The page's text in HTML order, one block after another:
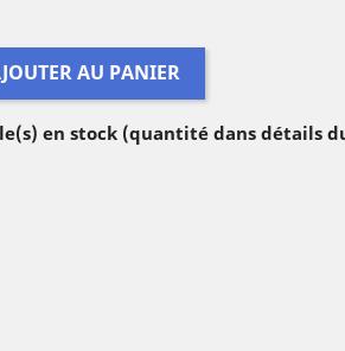
AU PANIER
en stock (quantité dans détails